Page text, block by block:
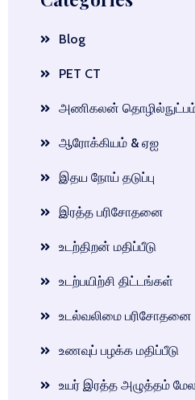
Blog
PET CT
அணிகலன்
ஆரோக்கியம் & ஏஐ
இதய நோய் தடுப்பு
இரத்த பரிசோதனை
உடற்திறன் மதிப்பீடு
உடற்பயிற்சி திட்டங்கள்
உடல்வலிமை பரிசோதனை
உணவுப் பழக்க மதிப்பீடு
உயர் இரத்த அழுத்தம்